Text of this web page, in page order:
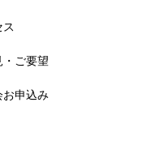
ス
・ご要望
お申込み